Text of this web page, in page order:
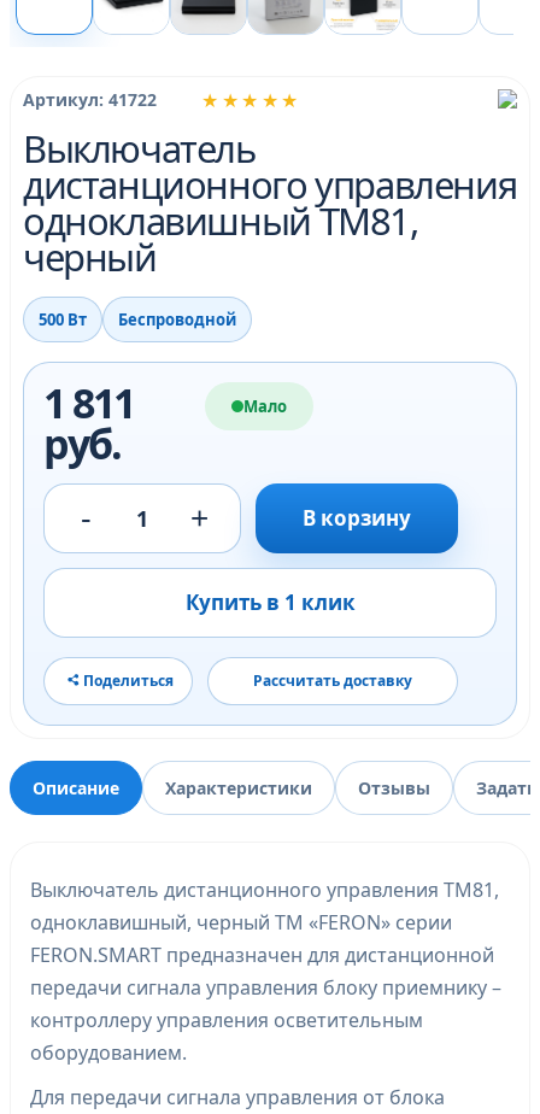
★★★★★
Артикул: 41722
Выключатель
дистанционного управления
одноклавишный TM81,
черный
500 Вт Беспроводной
1 811
руб.
Мало
- 1 + В корзину
Купить в 1 клик
Поделиться Рассчитать доставку
Описание Характеристики Отзывы
Выключатель дистанционного управления TM81,
одноклавишный, черный ТМ «FERON» серии
FERON.SMART предназначен для дистанционной
передачи сигнала управления блоку приемнику –
контроллеру управления осветительным
оборудованием.
Для передачи сигнала управления от блока